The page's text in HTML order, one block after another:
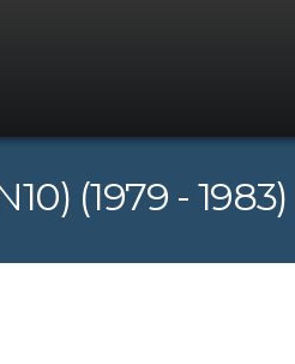
(1979 - 1983)